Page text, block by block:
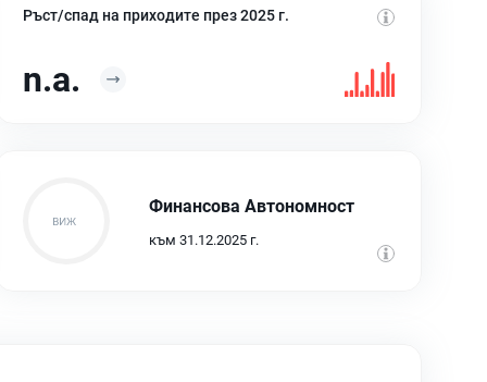
Ръст/спад на приходите през 2025 г.
n.a.
Финансова Автономност
към 31.12.2025 г.